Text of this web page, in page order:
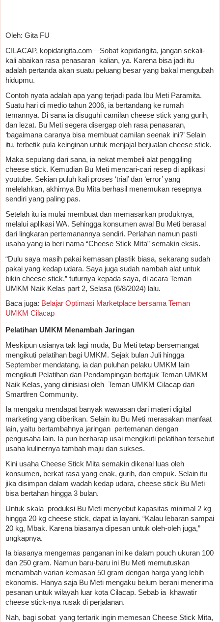
Oleh: Gita FU
CILACAP, kopidarigita.com—Sobat kopidarigita, jangan sekali-
kali abaikan rasa penasaran  kalian, ya. Karena bisa jadi itu
adalah pertanda akan suatu peluang besar yang bakal mengubah
hidupmu.
Contoh nyata adalah apa yang terjadi pada Ibu Meti Paramita.
Suatu hari di medio tahun 2006, ia bertandang ke rumah
temannya. Di sana ia disuguhi camilan cheese stick yang gurih,
dan lezat. Bu Meti segera disergap oleh rasa penasaran,
‘bagaimana caranya bisa membuat camilan seenak ini?’ Selain
itu, terbetik pula keinginan untuk menjajal berjualan cheese stick.
Maka sepulang dari sana, ia nekat membeli alat penggiling
cheese stick. Kemudian Bu Meti mencari-cari resep di aplikasi
youtube. Sekian puluh kali proses ‘trial’ dan ‘error’ yang
melelahkan, akhirnya Bu Mita berhasil menemukan resepnya
sendiri yang paling pas.
Setelah itu ia mulai membuat dan memasarkan produknya,
melalui aplikasi WA. Sehingga konsumen awal Bu Meti berasal
dari lingkaran pertemanannya sendiri. Perlahan namun pasti
usaha yang ia beri nama “Cheese Stick Mita” semakin eksis.
“Dulu saya masih pakai kemasan plastik biasa, sekarang sudah
pakai yang kedap udara. Saya juga sudah nambah alat untuk
bikin cheese stick,” tuturnya kepada saya, di acara Teman
UMKM Naik Kelas part 2, Selasa (6/8/2024) lalu.
Baca juga: Belajar Optimasi Marketplace bersama Teman
UMKM Cilacap
Pelatihan UMKM Menambah Jaringan
Meskipun usianya tak lagi muda, Bu Meti tetap bersemangat
mengikuti pelatihan bagi UMKM. Sejak bulan Juli hingga
September mendatang, ia dan puluhan pelaku UMKM lain
mengikuti Pelatihan dan Pendampingan bertajuk Teman UMKM
Naik Kelas, yang diinisiasi oleh  Teman UMKM Cilacap dari
Smartfren Community.
Ia mengaku mendapat banyak wawasan dari materi digital
marketing yang diberikan. Selain itu Bu Meti merasakan manfaat
lain, yaitu bertambahnya jaringan  pertemanan dengan
pengusaha lain. Ia pun berharap usai mengikuti pelatihan tersebut
usaha kulinernya tambah maju dan sukses.
Kini usaha Cheese Stick Mita semakin dikenal luas oleh
konsumen, berkat rasa yang enak, gurih, dan empuk. Selain itu
jika disimpan dalam wadah kedap udara, cheese stick Bu Meti
bisa bertahan hingga 3 bulan.
Untuk skala  produksi Bu Meti menyebut kapasitas minimal 2 kg
hingga 20 kg cheese stick, dapat ia layani. “Kalau lebaran sampai
20 kg, Mbak. Karena biasanya dipesan untuk oleh-oleh juga,”
ungkapnya.
Ia biasanya mengemas panganan ini ke dalam pouch ukuran 100
dan 250 gram. Namun baru-baru ini Bu Meti memutuskan
menambah varian kemasan 50 gram dengan harga yang lebih
ekonomis. Hanya saja Bu Meti mengaku belum berani menerima
pesanan untuk wilayah luar kota Cilacap. Sebab ia  khawatir
cheese stick-nya rusak di perjalanan.
Nah, bagi sobat  yang tertarik ingin memesan Cheese Stick Mita,